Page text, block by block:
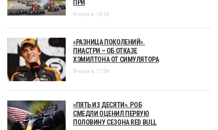
ПРИ
Вчера в 18:55
«РАЗНИЦА ПОКОЛЕНИЙ».
ПИАСТРИ – ОБ ОТКАЗЕ
ХЭМИЛТОНА ОТ СИМУЛЯТОРА
Вчера в 17:58
«ПЯТЬ ИЗ ДЕСЯТИ». РОБ
СМЕДЛИ ОЦЕНИЛ ПЕРВУЮ
ПОЛОВИНУ СЕЗОНА RED BULL